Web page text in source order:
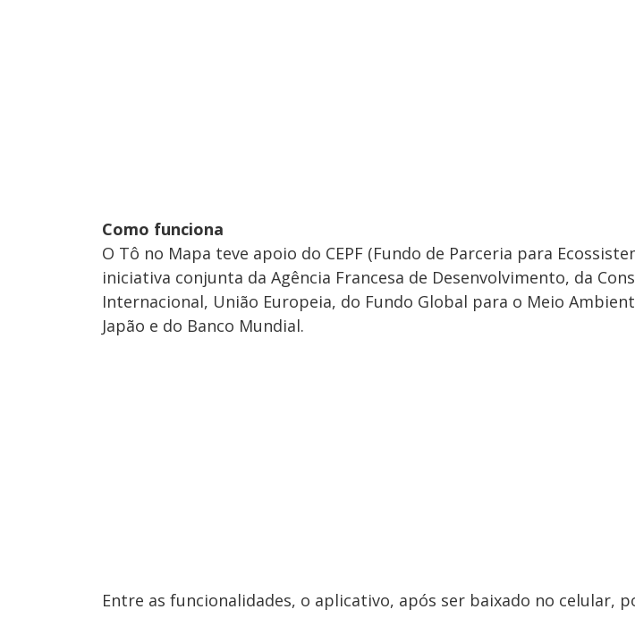
Como funciona
O Tô no Mapa teve apoio do CEPF (Fundo de Parceria para
iniciativa conjunta da Agência Francesa de Desenvolvimento, da
Internacional, União Europeia, do Fundo Global para o Meio
Japão e do Banco Mundial.
Entre as funcionalidades, o aplicativo, após ser baixado no celular,